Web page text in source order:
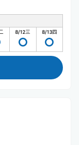
8/12三 8/13四